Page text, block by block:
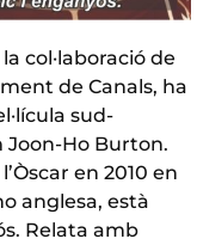
col·laboració de
de Canals, ha
sud-
Joon-Ho Burton.
en 2010 en
anglesa, està
Relata amb